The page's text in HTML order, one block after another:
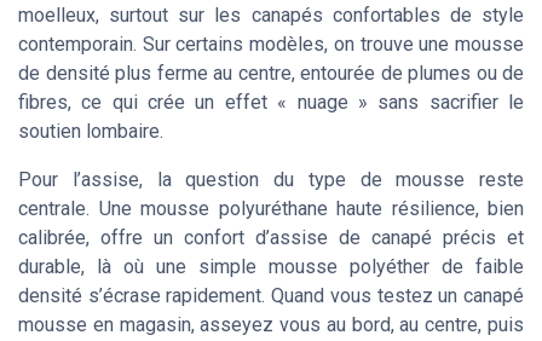
moelleux, surtout sur les canapés confortables de style
contemporain. Sur certains modèles, on trouve une mousse
de densité plus ferme au centre, entourée de plumes ou de
fibres, ce qui crée un effet « nuage » sans sacrifier le
soutien lombaire.
Pour l’assise, la question du type de mousse reste
centrale. Une mousse polyuréthane haute résilience, bien
calibrée, offre un confort d’assise de canapé précis et
durable, là où une simple mousse polyéther de faible
densité s’écrase rapidement. Quand vous testez un canapé
mousse en magasin, asseyez vous au bord, au centre, puis